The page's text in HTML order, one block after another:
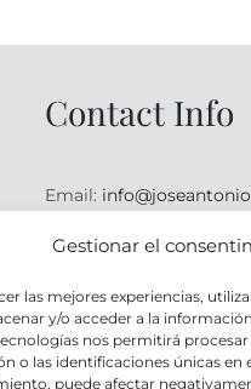
Gestionar el
las mejores experiencias,
y/o acceder a la
nos permitirá
o las identificaciones únicas
puede afectar
Contact Info
Email:
web y posicionamiento